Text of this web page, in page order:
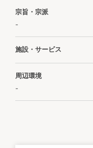
宗旨・宗派
-
施設・サービス
周辺環境
-